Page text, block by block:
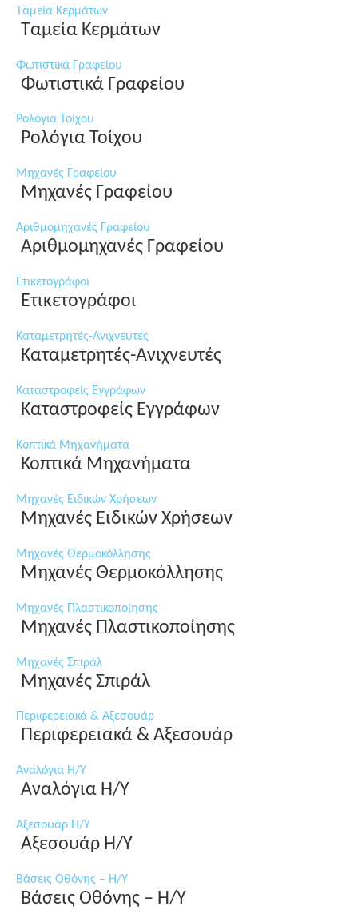
Ταμεία Κερμάτων
Ταμεία Κερμάτων
Φωτιστικά Γραφείου
Φωτιστικά Γραφείου
Ρολόγια Τοίχου
Ρολόγια Τοίχου
Μηχανές Γραφείου
Μηχανές Γραφείου
Αριθμομηχανές Γραφείου
Αριθμομηχανές Γραφείου
Ετικετογράφοι
Ετικετογράφοι
Καταμετρητές-Ανιχνευτές
Καταμετρητές-Ανιχνευτές
Καταστροφείς Εγγράφων
Καταστροφείς Εγγράφων
Κοπτικά Μηχανήματα
Κοπτικά Μηχανήματα
Μηχανές Ειδικών Χρήσεων
Μηχανές Ειδικών Χρήσεων
Μηχανές Θερμοκόλλησης
Μηχανές Θερμοκόλλησης
Μηχανές Πλαστικοποίησης
Μηχανές Πλαστικοποίησης
Μηχανές Σπιράλ
Μηχανές Σπιράλ
Περιφερειακά & Αξεσουάρ
Περιφερειακά & Αξεσουάρ
Αναλόγια Η/Υ
Αναλόγια Η/Υ
Αξεσουάρ Η/Υ
Αξεσουάρ Η/Υ
Βάσεις Οθόνης – Η/Υ
Βάσεις Οθόνης – Η/Υ